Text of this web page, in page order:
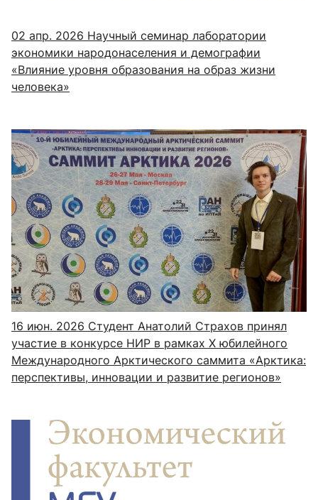
02 апр. 2026 Научный семинар лаборатории
экономики народонаселения и демографии
«Влияние уровня образования на образ жизни
человека»
16 июн. 2026 Студент Анатолий Страхов принял
участие в конкурсе НИР в рамках Х юбилейного
Международного Арктического cаммита «Арктика:
перспективы, инновации и развитие регионов»